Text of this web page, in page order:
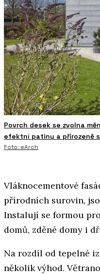
Povrch desek se zvolna
efektní patinu a přirozeně
Foto: eArch
Vláknocementové
přírodních surovin,
Instalují se formou
domů, zděné domy i
Na rozdíl od tepelné
několik výhod.